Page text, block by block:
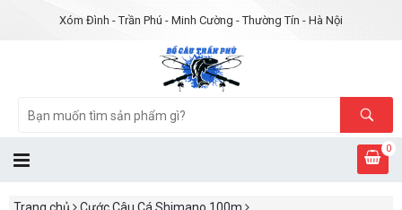
Xóm Đình - Trần Phú - Minh Cường - Thường Tín - Hà Nội
0